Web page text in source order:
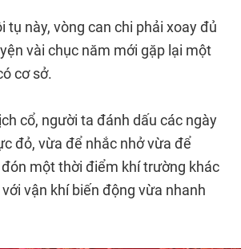
tụ này, vòng can chi phải xoay đủ
vài chục năm mới gặp lại một
cơ sở.
cổ, người ta đánh dấu các ngày
đỏ, vừa để nhắc nhở vừa để
một thời điểm khí trường khác
vận khí biến động vừa nhanh